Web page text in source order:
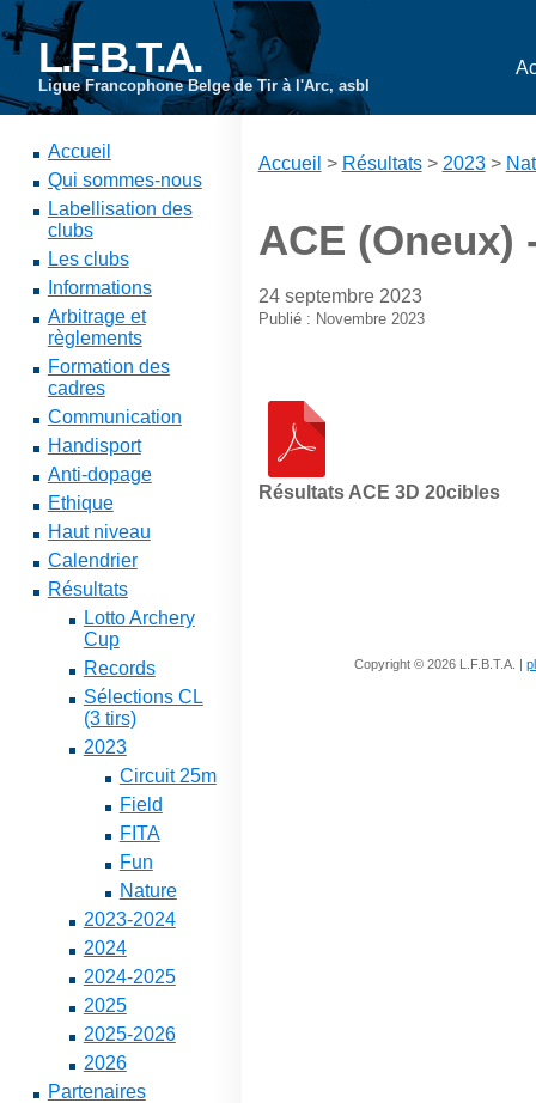
L.F.B.T.A.
Ligue Francophone Belge de Tir à l'Arc, asbl
Accueil
Qui sommes-nous
Labellisation des
clubs
Les clubs
Informations
Arbitrage et
règlements
Formation des
cadres
Communication
Handisport
Anti-dopage
Ethique
Haut niveau
Calendrier
Résultats
Lotto Archery
Cup
Records
Sélections CL
(3 tirs)
2023
Circuit 25m
Field
FITA
Fun
Nature
2023-2024
2024
2024-2025
2025
2025-2026
2026
Partenaires
Accueil > Résultats> 2023>
ACE (Oneux)
24 septembre 2023
Publié : Novembre 2023
Résultats ACE 3D 20cibles
Copyright © 2026 L.F.B.T.A. |